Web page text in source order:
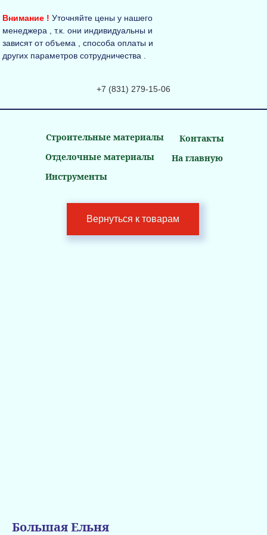
Внимание ! Уточняйте цены у нашего
менеджера , т.к. они индивидуальны и
зависят от объема , способа оплаты и
других параметров сотрудничества .
Вернуться к товарам
Строительные материалы
Отделочные материалы
Инструменты
На главную
Контакты
+7 (831) 279-15-06
Большая Ельня